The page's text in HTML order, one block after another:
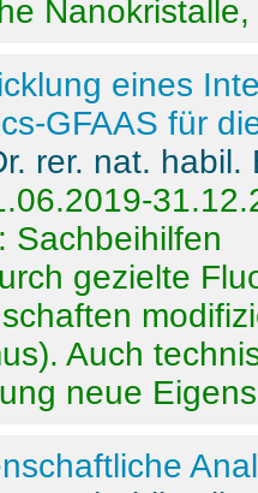
eines
GFAAS für
rer. nat.
Sachbeihilfen
gezielte
Auch
neue